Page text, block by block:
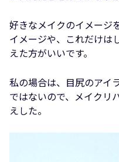
好きなメイクのイメージ
イメージや、これだけは
えた方がいいです。
私の場合は、目尻のアイ
ではないので、メイクリ
えした。